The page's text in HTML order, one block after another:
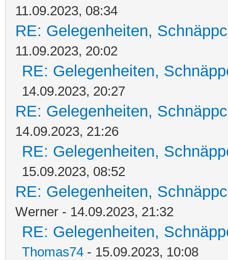
11.09.2023, 08:34
RE: Gelegenheiten,
11.09.2023, 20:02
RE: Gelegenheiten,
14.09.2023, 20:27
RE: Gelegenheiten,
14.09.2023, 21:26
RE: Gelegenheiten,
15.09.2023, 08:52
RE: Gelegenheiten,
Werner - 14.09.2023, 21:32
RE: Gelegenheiten,
Thomas74 - 15.09.2023, 10:08